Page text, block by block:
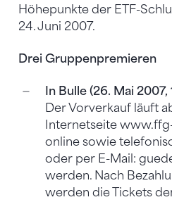
Höhepunkte der ETF-
24. Juni 2007.
Drei Gruppenpremieren
In Bulle (26. Mai
Der Vorverkauf läuft
Internetseite
online sowie
oder per E-Mail:
werden. Nach
werden die Tickets